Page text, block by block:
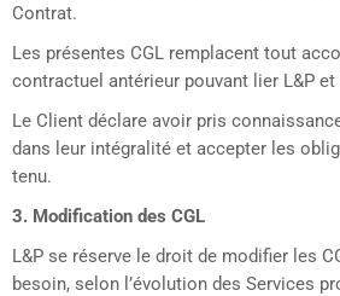
Contrat.
Les présentes CGL remplacent tout
contractuel antérieur pouvant lier L&P et
Le Client déclare avoir pris
dans leur intégralité et accepter les
tenu.
3. Modification des CGL
L&P se réserve le droit de modifier les
besoin, selon l’évolution des Services